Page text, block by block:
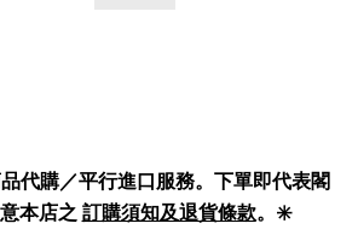
代購／平行進口服務。下單即代表閣
本店之 訂購須知及退貨條款。✳️